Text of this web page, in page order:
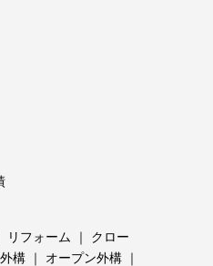
リフォーム ｜ クロー
構 ｜ オープン外構 ｜